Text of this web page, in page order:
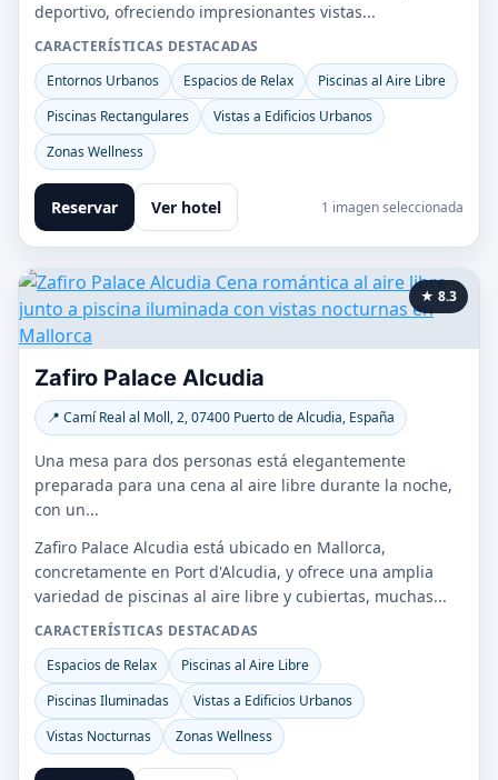
deportivo, ofreciendo impresionantes vistas...
CARACTERÍSTICAS DESTACADAS
Entornos Urbanos
Espacios de Relax
Piscinas al Aire Libre
Piscinas Rectangulares
Vistas a Edificios Urbanos
Zonas Wellness
Reservar Ver hotel 1 imagen seleccionada
★ 8.3
Zafiro Palace Alcudia
📍 Camí Real al Moll, 2, 07400 Puerto de Alcudia, España
Una mesa para dos personas está elegantemente
preparada para una cena al aire libre durante la noche,
con un...
Zafiro Palace Alcudia está ubicado en Mallorca,
concretamente en Port d'Alcudia, y ofrece una amplia
variedad de piscinas al aire libre y cubiertas, muchas...
CARACTERÍSTICAS DESTACADAS
Espacios de Relax
Piscinas al Aire Libre
Piscinas Iluminadas
Vistas a Edificios Urbanos
Vistas Nocturnas
Zonas Wellness